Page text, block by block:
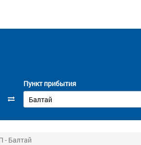
Пункт прибытия
- Балтай